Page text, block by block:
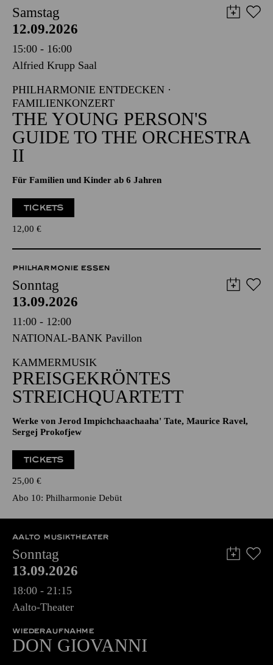
Samstag
12.09.2026
15:00 - 16:00
Alfried Krupp Saal
PHILHARMONIE ENTDECKEN ·
FAMILIENKONZERT
THE YOUNG PERSON'S
GUIDE TO THE ORCHESTRA
II
Für Familien und Kinder ab 6 Jahren
TICKETS
12,00 €
PHILHARMONIE ESSEN
Sonntag
13.09.2026
11:00 - 12:00
NATIONAL-BANK Pavillon
KAMMERMUSIK
PREISGEKRÖNTES
STREICHQUARTETT
Werke von Jerod Impichchaachaaha' Tate, Maurice Ravel,
Sergej Prokofjew
TICKETS
25,00 €
Abo 10: Philharmonie Debüt
AALTO MUSIKTHEATER
Sonntag
13.09.2026
18:00 - 21:15
Aalto-Theater
WIEDERAUFNAHME
DON GIO­VANNI